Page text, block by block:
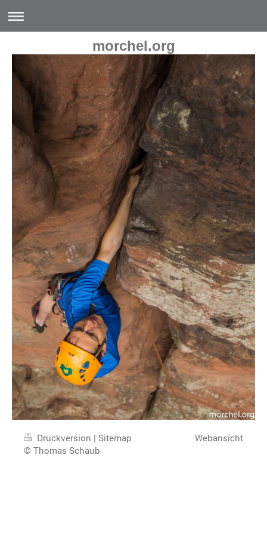
morchel.org
Druckversion | Sitemap
© Thomas Schaub
Webansicht